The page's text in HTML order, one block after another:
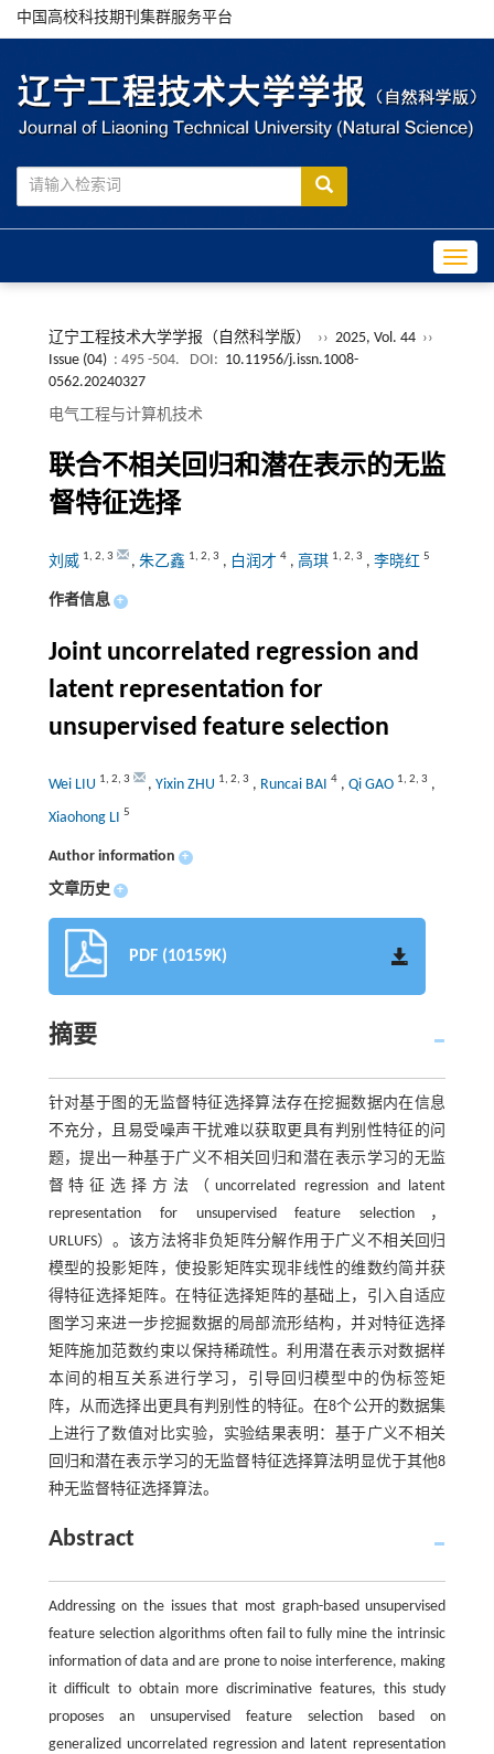
中国高校科技期刊集群服务平台
辽宁工程技术大学学报（自然科学版） ›› 2025, Vol. 44 ››
Issue (04) : 495 -504. DOI: 10.11956/j.issn.1008-
0562.20240327
电气工程与计算机技术
联合不相关回归和潜在表示的无监
督特征选择
刘威 1, 2, 3 , 朱乙鑫 1, 2, 3 , 白润才 4, 高琪 1, 2, 3 , 李晓红 5
作者信息 +
Joint uncorrelated regression and
latent representation for
unsupervised feature selection
Wei LIU 1, 2, 3 , Yixin ZHU 1, 2, 3 , Runcai BAI 4, Qi GAO 1, 2, 3 ,
Xiaohong LI 5
Author information +
文章历史 +
PDF (10159K)
摘要
针对基于图的无监督特征选择算法存在挖掘数据内在信息
不充分，且易受噪声干扰难以获取更具有判别性特征的问
题，提出一种基于广义不相关回归和潜在表示学习的无监
督特征选择方法（uncorrelated regression and latent
representation for unsupervised feature selection，
URLUFS）。该方法将非负矩阵分解作用于广义不相关回归
模型的投影矩阵，使投影矩阵实现非线性的维数约简并获
得特征选择矩阵。在特征选择矩阵的基础上，引入自适应
图学习来进一步挖掘数据的局部流形结构，并对特征选择
矩阵施加范数约束以保持稀疏性。利用潜在表示对数据样
本间的相互关系进行学习，引导回归模型中的伪标签矩
阵，从而选择出更具有判别性的特征。在8个公开的数据集
上进行了数值对比实验，实验结果表明：基于广义不相关
回归和潜在表示学习的无监督特征选择算法明显优于其他8
种无监督特征选择算法。
Abstract
Addressing on the issues that most graph-based unsupervised
feature selection algorithms often fail to fully mine the intrinsic
information of data and are prone to noise interference, making
it difficult to obtain more discriminative features, this study
proposes an unsupervised feature selection based on
generalized uncorrelated regression and latent representation